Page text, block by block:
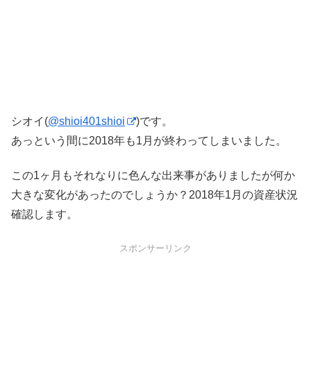
シオイ(@shioi401shioi
)です。
あっという間に2018年も1月が終わってしまいました。
この1ヶ月もそれなりに色んな出来事がありましたが何か
大きな変化があったのでしょうか？2018年1月の資産状況
確認します。
スポンサーリンク